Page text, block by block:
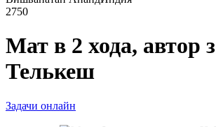
2750
Мат в 2 хода, автор
Телькеш
Задачи онлайн